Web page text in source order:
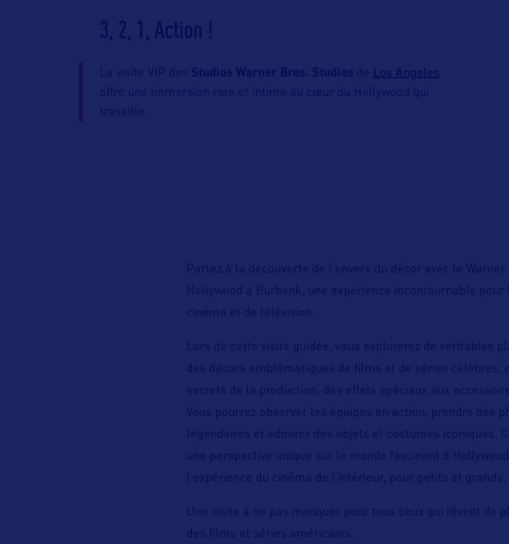
3, 2, 1, Action !
La visite VIP des Studios Warner Bros. Studios de Los Angeles
offre une immersion rare et intime au cœur du Hollywood qui
travaille.
Partez à la découverte de l’envers du décor avec le Warner
Hollywood à Burbank, une expérience incontournable pour
cinéma et de télévision.
Lors de cette visite guidée, vous explorerez de véritables
des décors emblématiques de films et de séries célèbres,
secrets de la production, des effets spéciaux aux
Vous pourrez observer les équipes en action, prendre des
légendaires et admirer des objets et costumes iconiques.
une perspective unique sur le monde fascinant
l’expérience du cinéma de l’intérieur, pour petits et grands.
Une visite à ne pas manquer pour tous ceux qui rêvent de
des films et séries américains.